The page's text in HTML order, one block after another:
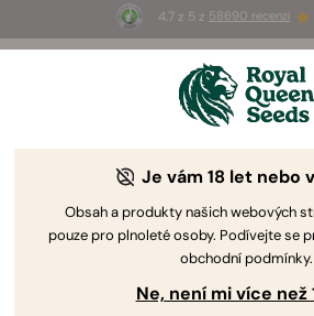
4.7 z 5 z 58690 recenzí
Summer Sales: Až
na vybrané produkty! ⏤
Je vám 18 let nebo
Obsah a produkty našich webových
pouze pro plnoleté osoby. Podívejte se
obchodní podmínky.
Ne, není mi více než